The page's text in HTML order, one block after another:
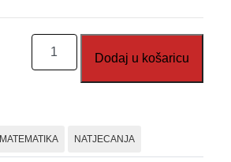
natjecanja
razred
Dodaj u košaricu
MATEMATIKA NATJECANJA